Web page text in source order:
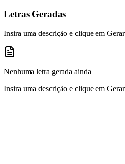
Letras Geradas
Insira uma descrição e clique em Gerar
Nenhuma letra gerada ainda
Insira uma descrição e clique em Gerar